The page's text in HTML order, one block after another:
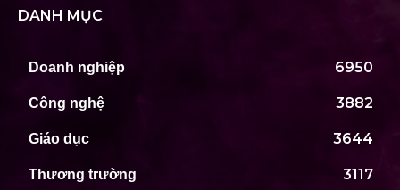
DANH MỤC
Doanh nghiệp 6950
Công nghệ 3882
Giáo dục 3644
Thương trường 3117